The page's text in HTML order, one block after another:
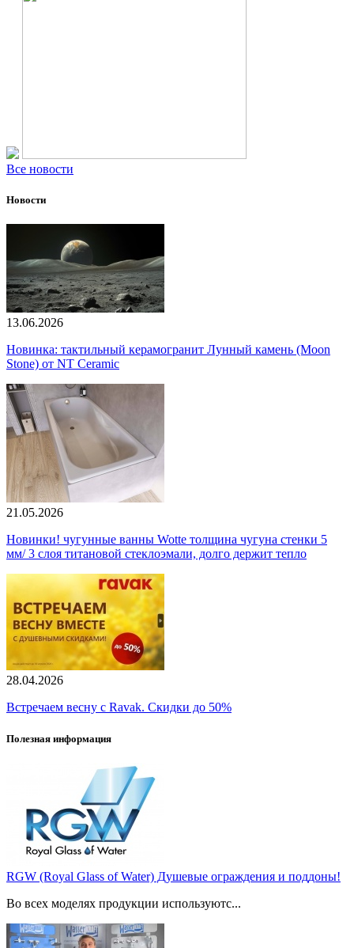
Все новости
Новости
13.06.2026
Новинка: тактильный керамогранит Лунный камень (Moon
Stone) от NT Ceramic
21.05.2026
Новинки! чугунные ванны Wotte толщина чугуна стенки 5
мм/ 3 слоя титановой стеклоэмали, долго держит тепло
28.04.2026
Встречаем весну с Ravak. Скидки до 50%
Полезная информация
RGW (Royal Glass of Water) Душевые ограждения и поддоны!
Во всех моделях продукции используютс...